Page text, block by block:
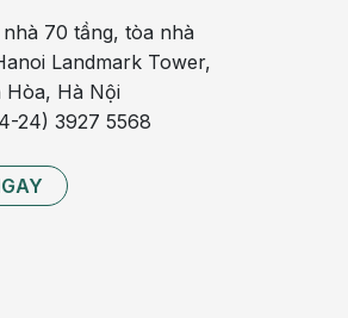
Hô hấp BVĐK Hồng Ngọc
nhà 70 tầng, tòa nhà
Landmark Tower,
Hòa, Hà Nội
24) 3927 5568